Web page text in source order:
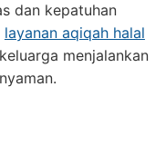
dan kepatuhan
layanan aqiqah halal
menjalankan